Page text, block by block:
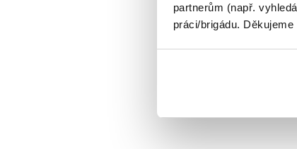
partnerům (např.
práci/brigádu. Děkujeme